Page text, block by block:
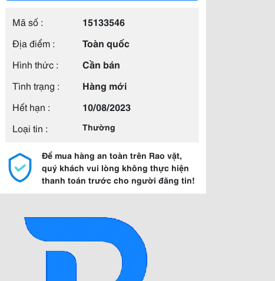
Mã số :
15133546
Địa điểm :
Toàn quốc
Hình thức :
Cần bán
Tình trạng :
Hàng mới
Hết hạn :
10/08/2023
Loại tin :
Thường
Để mua hàng an toàn trên Rao vặt,
quý khách vui lòng không thực hiện
thanh toán trước cho người đăng tin!